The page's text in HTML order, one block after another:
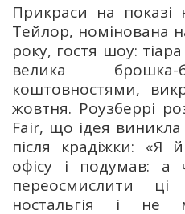
Прикраси на показі
Тейлор, номінована
року, гостя шоу:
велика брошка-
коштовностями,
жовтня. Роузберрі
Fair, що ідея виникла
після крадіжки:
офісу і подумав:
переосмислити
ностальгія і не